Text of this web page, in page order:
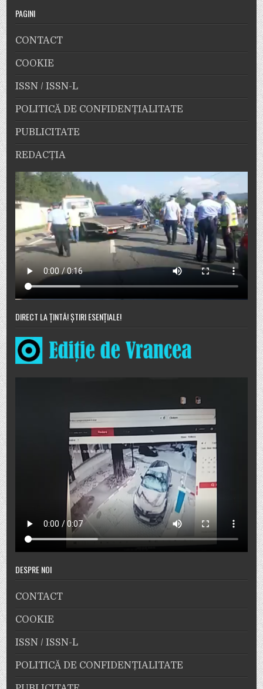
PAGINI
CONTACT
COOKIE
ISSN / ISSN-L
POLITICĂ DE CONFIDENȚIALITATE
PUBLICITATE
REDACȚIA
DIRECT LA ȚINTĂ! ȘTIRI ESENȚIALE!
DESPRE NOI
CONTACT
COOKIE
ISSN / ISSN-L
POLITICĂ DE CONFIDENȚIALITATE